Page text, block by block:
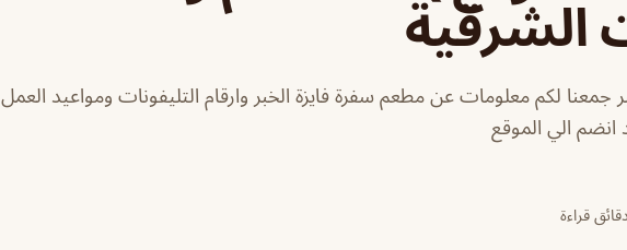
الشرقية
جمعنا لكم معلومات عن مطعم سفرة فايزة الخبر وارقام التليفونات ومواعيد العمل
انضم الي الموقع